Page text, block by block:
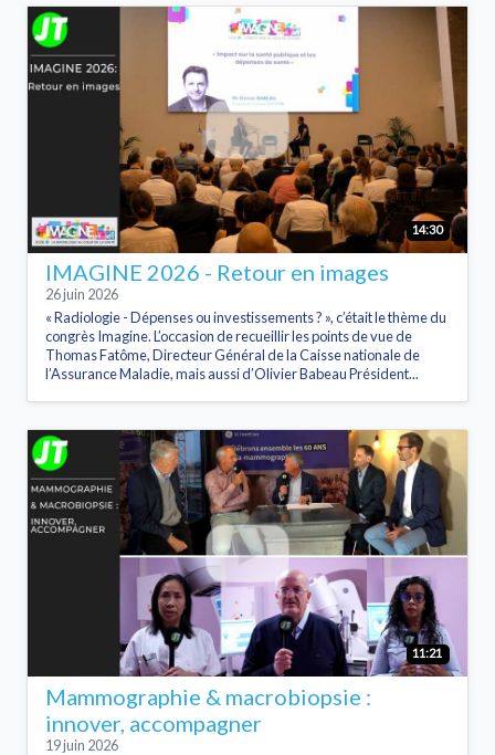
14:30
IMAGINE 2026 - Retour en images
26 juin 2026
« Radiologie - Dépenses ou investissements ? », c’était le thème du
congrès Imagine. L’occasion de recueillir les points de vue de
Thomas Fatôme, Directeur Général de la Caisse nationale de
l’Assurance Maladie, mais aussi d’Olivier Babeau Président...
11:21
Mammographie & macrobiopsie :
innover, accompagner
19 juin 2026